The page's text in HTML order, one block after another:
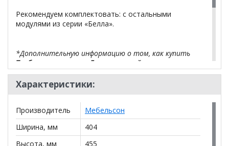
Рекомендуем комплектовать: с остальными
модулями из серии «Белла».
*Дополнительную информацию о том, как купить
Тумба прикроватная Белла
уточняйте у нашего
менеджера по телефону+79292022735.
**Цены на официальном сайте100диванов.com
действительны только для интернет-магазина
могут отличаться от цен в розничных магазинах-
салонах сети!
Характеристики:
Производитель
Мебельсон
Ширина, мм
404
Высота, мм
455